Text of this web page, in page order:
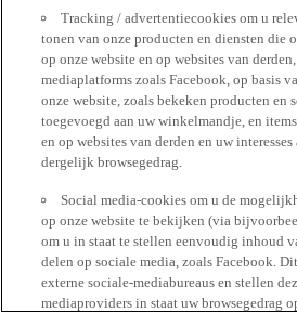
Tracking / advertentiecookies om u
tonen van onze producten en diensten die
op onze website en op websites van
mediaplatforms zoals Facebook, op basis
onze website, zoals bekeken producten en
toegevoegd aan uw winkelmandje, en
en op websites van derden en uw
dergelijk browsegedrag.
Social media-cookies om u de
op onze website te bekijken (via
om u in staat te stellen eenvoudig inhoud
delen op sociale media, zoals Facebook.
externe sociale-mediabureaus en stellen
mediaproviders in staat uw browsegedrag